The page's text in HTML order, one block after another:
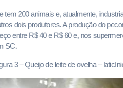
tem 200 animais e, atualmente,
dois produtores. A produção do
entre R$ 40 e R$ 60 e, nos
SC.
3 – Queijo de leite de ovelha –